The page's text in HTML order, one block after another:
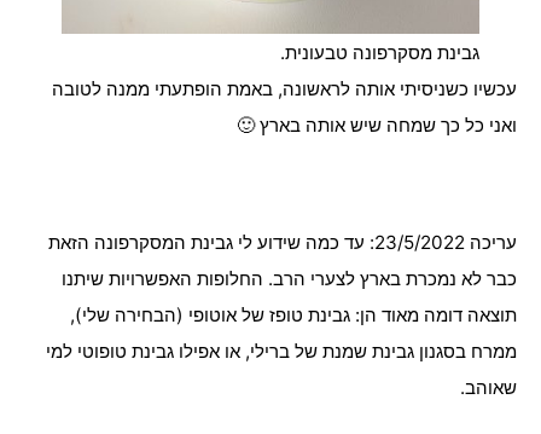
גבינת מסקרפונה טבעונית.
עכשיו כשניסיתי אותה לראשונה, באמת הופתעתי ממנה לטובה
ואני כל כך שמחה שיש אותה בארץ 🙂
עריכה 23/5/2022: עד כמה שידוע לי גבינת המסקרפונה הזאת
כבר לא נמכרת בארץ לצערי הרב. החלופות האפשרויות שיתנו
תוצאה דומה מאוד הן: גבינת טופז של אוטופי (הבחירה שלי),
ממרח בסגנון גבינת שמנת של ברילי, או אפילו גבינת טופוטי למי
שאוהב.